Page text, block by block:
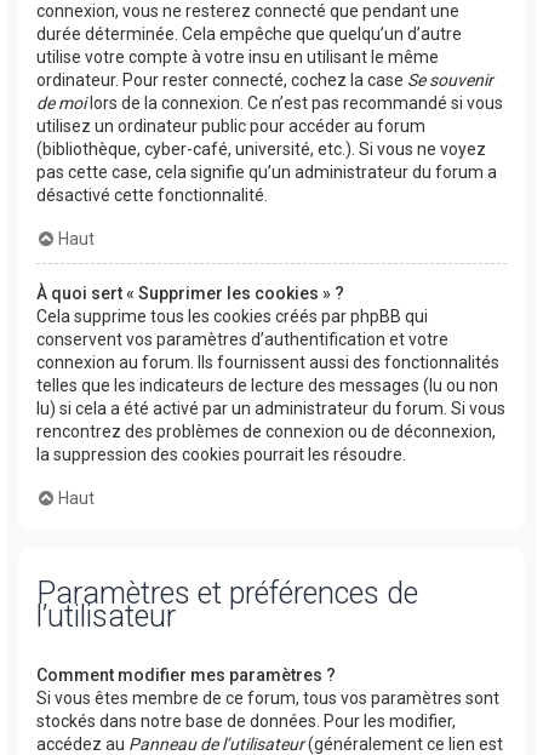
connexion, vous ne resterez connecté que pendant une
durée déterminée. Cela empêche que quelqu’un d’autre
utilise votre compte à votre insu en utilisant le même
ordinateur. Pour rester connecté, cochez la case Se souvenir
de moilors de la connexion. Ce n’est pas recommandé si vous
utilisez un ordinateur public pour accéder au forum
(bibliothèque, cyber-café, université, etc.). Si vous ne voyez
pas cette case, cela signifie qu’un administrateur du forum a
désactivé cette fonctionnalité.
Haut
À quoi sert « Supprimer les cookies » ?
Cela supprime tous les cookies créés par phpBB qui
conservent vos paramètres d’authentification et votre
connexion au forum. Ils fournissent aussi des fonctionnalités
telles que les indicateurs de lecture des messages (lu ou non
lu) si cela a été activé par un administrateur du forum. Si vous
rencontrez des problèmes de connexion ou de déconnexion,
la suppression des cookies pourrait les résoudre.
Haut
Paramètres et préférences de
l’utilisateur
Comment modifier mes paramètres ?
Si vous êtes membre de ce forum, tous vos paramètres sont
stockés dans notre base de données. Pour les modifier,
accédez au Panneau de l’utilisateur(généralement ce lien est